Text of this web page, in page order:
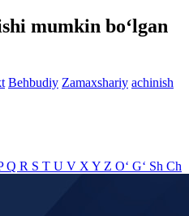
mumkin bo‘lgan
Behbudiy Zamaxshariy achinish
Q R S T U V X Y Z O‘ G‘ Sh Ch